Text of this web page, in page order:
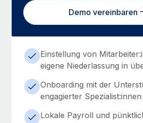
Demo vereinbaren
Einstellung von
eigene Niederlassung in
Onboarding mit der
engagierter Spezialist:innen
Lokale Payroll und